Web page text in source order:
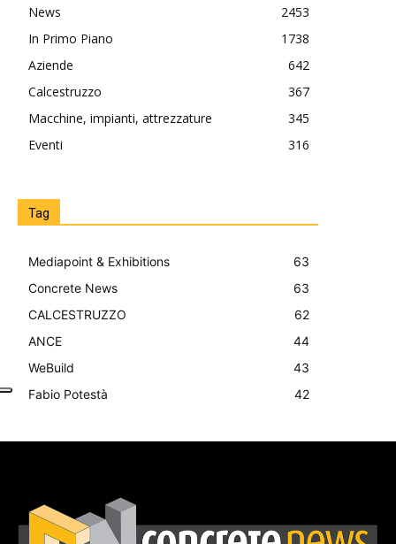
News
2453
In Primo Piano
1738
Aziende
642
Calcestruzzo
367
Macchine, impianti, attrezzature
345
Eventi
316
Tag
Mediapoint & Exhibitions
63
Concrete News
63
CALCESTRUZZO
62
ANCE
44
WeBuild
43
Fabio Potestà
42